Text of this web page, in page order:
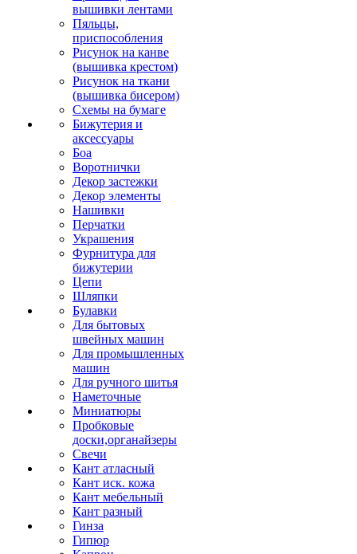
вышивки лентами
Пяльцы,
приспособления
Рисунок на канве
(вышивка крестом)
Рисунок на ткани
(вышивка бисером)
Схемы на бумаге
Бижутерия и
аксессуары
Боа
Воротнички
Декор застежки
Декор элементы
Нашивки
Перчатки
Украшения
Фурнитура для
бижутерии
Цепи
Шляпки
Булавки
Для бытовых
швейных машин
Для промышленных
машин
Для ручного шитья
Наметочные
Миниатюры
Пробковые
доски,органайзеры
Свечи
Кант атласный
Кант иск. кожа
Кант мебельный
Кант разный
Гинза
Гипюр